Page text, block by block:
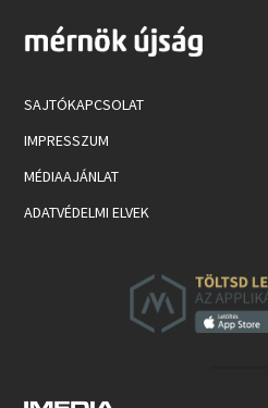
SAJTÓKAPCSOLAT
IMPRESSZUM
MÉDIAAJÁNLAT
ADATVÉDELMI ELVEK